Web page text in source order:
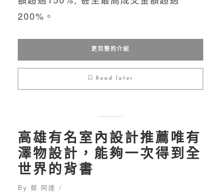
高雄買房
200%。
更完整的介紹
Read later
高雄有名室內設計推薦唯有
澤物設計，能夠一次得到全
世界的背書
By 蔡 阿達